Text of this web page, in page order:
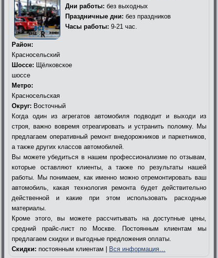
Дни работы: без выходных
Праздничные дни: без праздников
Часы работы: 9-21 час.
Район:
Красносельский
Шоссе: Щёлковское
шоссе
Метро:
Красносельская
Округ: Восточный
Когда один из агрегатов автомобиля подводит и выходи из
строя, важно вовремя отреагировать и устранить поломку. Мы
предлагаем оперативный ремонт внедорожников и паркетников,
а также других классов автомобилей.
Вы можете убедиться в нашем профессионализме по отзывам,
которые оставляют клиенты, а также по результаты нашей
работы. Мы понимаем, как именно можно отремонтировать ваш
автомобиль, какая технология ремонта будет действительно
действенной и какие при этом использовать расходные
материалы.
Кроме этого, вы можете рассчитывать на доступные цены,
средний прайс-лист по Москве. Постоянным клиентам мы
предлагаем скидки и выгодные предложения оплаты.
Скидки: постоянным клиентам | Вся информация…